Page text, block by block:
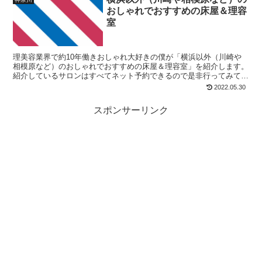
おしゃれでおすすめの床屋＆理容
室
理美容業界で約10年働きおしゃれ大好きの僕が「横浜以外（川崎や
相模原など）のおしゃれでおすすめの床屋＆理容室」を紹介します。
紹介しているサロンはすべてネット予約できるので是非行ってみてく
2022.05.30
スポンサーリンク